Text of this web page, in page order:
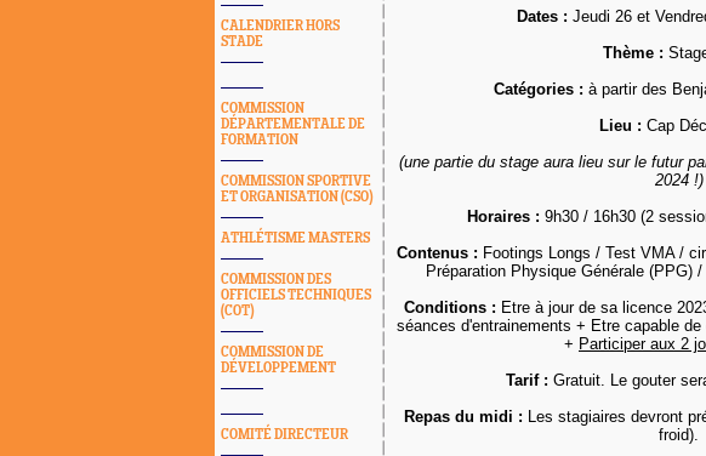
CALENDRIER HORS
STADE
COMMISSION
DÉPARTEMENTALE DE
FORMATION
COMMISSION SPORTIVE
ET ORGANISATION (CSO)
ATHLÉTISME MASTERS
COMMISSION DES
OFFICIELS TECHNIQUES
(COT)
COMMISSION DE
DÉVELOPPEMENT
COMITÉ DIRECTEUR
Dates : Jeudi 26 et
Thème :
Catégories : à partir des
Lieu : Cap
(une partie du stage aura lieu sur le futur
2024 !)
Horaires : 9h30 / 16h30 (2
Contenus : Footings Longs / Test VMA /
Préparation Physique Générale (PPG)
Conditions : Etre à jour de sa licence
séances d'entrainements + Etre capable
+ Participer aux 2
Tarif : Gratuit. Le gouter
Repas du midi : Les stagiaires devront
froid).